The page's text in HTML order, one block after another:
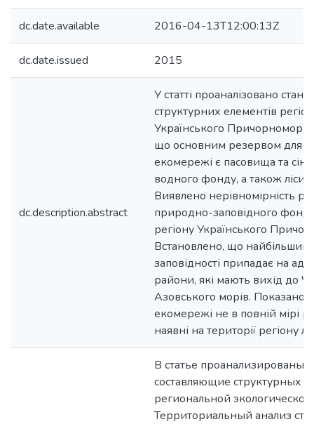
dc.date.available 2016-04-13T12:00:13Z
dc.date.issued 2015
dc.description.abstract
У статті проаналізовано стан
структурних елементів
Українського Причорномор’я
що основним резервом для
екомережі є пасовища та
водного фонду, а також ліси
Виявлено нерівномірність
природно-заповідного фонду
регіону Українського
Встановлено, що найбільший
заповідності припадає на
райони, які мають вихід до
Азовського морів. Показано,
екомережі не в повній мірі
наявні на території регіону
В статье проанализированы
составляющие структурных
региональной экологической
Территориальный анализ